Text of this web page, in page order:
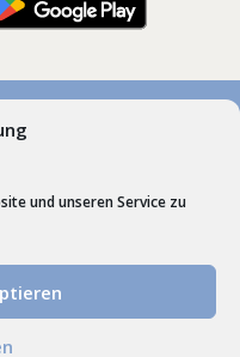
und unseren Service zu
und Scheidegg, Dr.
Lindenberg im